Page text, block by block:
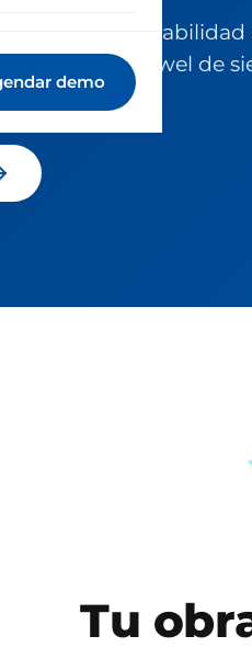
demo
obras y la
juntas. El Trowel de
Tu